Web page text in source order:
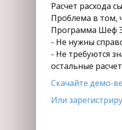
Расчет расхода
Проблема в том,
Программа Шеф
- Не нужны
- Не требуются
остальные
Скачайте демо-
Или